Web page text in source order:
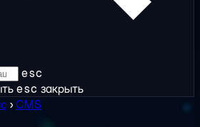
esc
esc закрыть
›CMS